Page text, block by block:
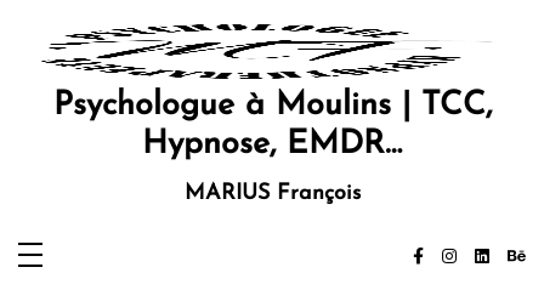
contenu
Psychologue à Moulins | TCC,
Hypnose, EMDR…
MARIUS François